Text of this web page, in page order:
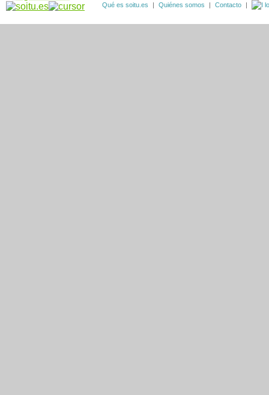
Qué es soitu.es
| Quiénes somos | Contacto |